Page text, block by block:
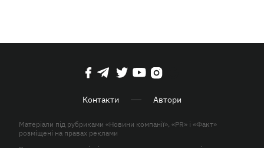
Контакти Автори
Матеріали під рубриками «Новини компанії», «PR» і «Факт»
розміщені на правах реклами